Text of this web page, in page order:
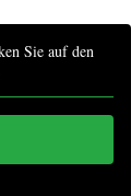
Sie auf den